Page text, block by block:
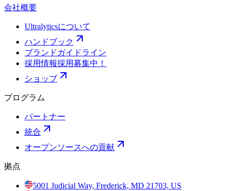
会社概要
Ultralyticsについて
ハンドブック
ブランドガイドライン
採用情報採用募集中！
ショップ
プログラム
パートナー
統合
オープンソースへの貢献
拠点
5001 Judicial Way, Frederick, MD 21703, US